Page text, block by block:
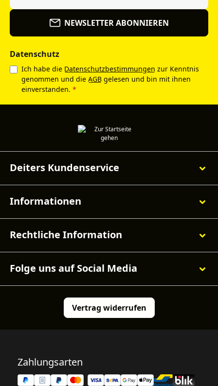
NEWSLETTER ABONNIEREN
Datenschutz
Ich habe die Datenschutzbestimmungen zur Kenntnis
genommen und die AGB gelesen und bin mit ihnen
einverstanden. *
Deiters Kundenservice
Informationen
Rechtliche Information
Folge uns auf Social Media
Vertrag widerrufen
Zahlungsarten